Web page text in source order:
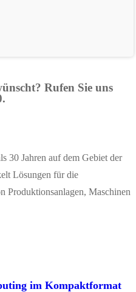
Rufen Sie uns
30 Jahren auf dem Gebiet der
Lösungen für die
Produktionsanlagen, Maschinen
im Kompaktformat